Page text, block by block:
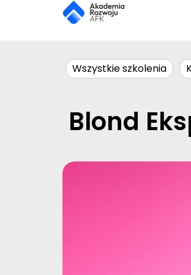
Wszystkie szkolenia
Blond